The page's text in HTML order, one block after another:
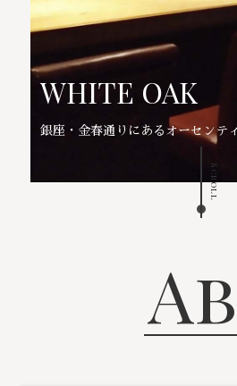
WHITE OAK
銀座・金春通りにあるオーセンテ
Scroll